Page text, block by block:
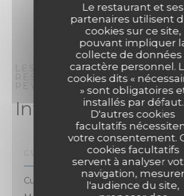
Le restaurant et ses
partenaires utilisent
cookies sur ce site,
pouvant impliquer
collecte de données
caractère personnel.
cookies dits «
» sont obligatoires
installés par défaut.
D'autres cookies
facultatifs
votre consentement.
cookies facultatifs
servent à analyser
navigation,
l'audience du site,
LES MICHELS RESTAURANT
RESTAURANT
PEYNIER
Infos pratiques
CUISINE
Cuisine bistronomique française,